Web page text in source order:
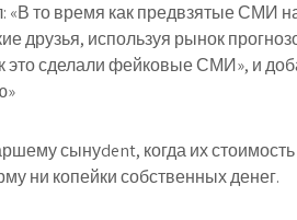
«В то время как предвзятые СМИ
друзья, используя рынок
это сделали фейковые СМИ», и
сынуdent, когда их
ни копейки собственных денег.